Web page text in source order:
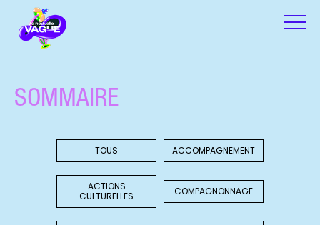
SOMMAIRE
TOUS ACCOMPAGNEMENT
ACTIONS
CULTURELLES
COMPAGNONNAGE